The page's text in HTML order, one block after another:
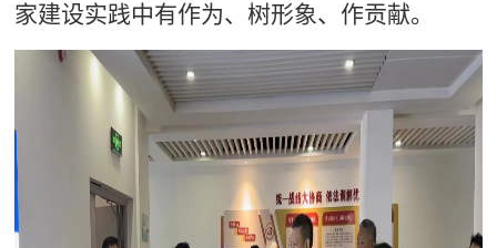
家建设实践中有作为、树形象、作贡献。